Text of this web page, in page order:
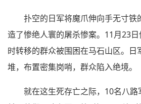
扑空的日军将魔爪伸向手无寸铁
造了惨绝人寰的屠杀惨案。11月23
时转移的群众被围困在马石山区。日
堆，布置密集岗哨，群众陷入绝境。
就在这生死存亡之际，10名八